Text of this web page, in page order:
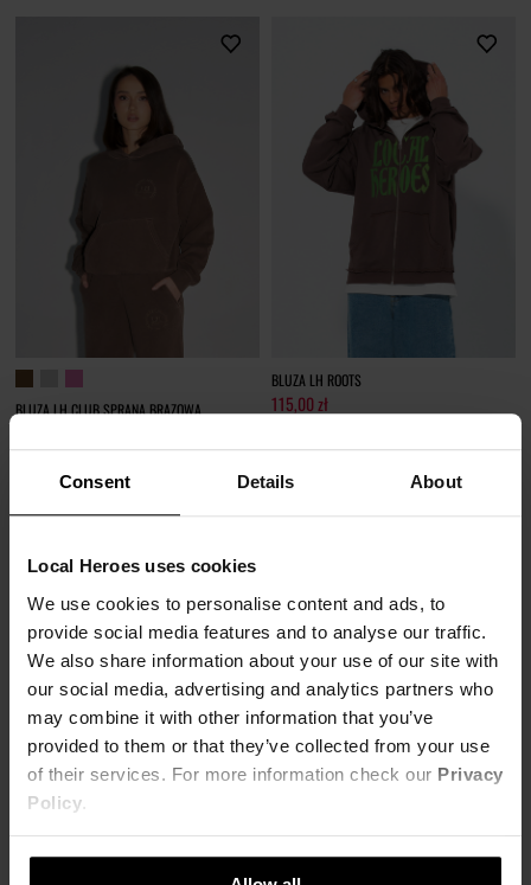
Consent Details About
Local Heroes uses cookies
We use cookies to personalise content and ads, to
provide social media features and to analyse our traffic.
We also share information about your use of our site with
our social media, advertising and analytics partners who
may combine it with other information that you’ve
provided to them or that they’ve collected from your use
of their services. For more information check our Privacy
Policy.
BLUZA LH CLUB SPRANA BRĄZOWA
319,00 zł -60%
Najniższa cena z 30 dni przed obniżką
159,00 zł
BLUZA LH ROOTS
115,00 zł
Najniższa cena z 30 dni przed obniżką
BLUZY - WYGODNE I STYLOWE BLUZY DLA
NIEJ I DLA NIEGO
Wszyscy je uwielbiamy. Nasze szafy są ich pełne i nigdy nie jest ich za wiele. Każda z
Was LH BABE i każdy z z Was LH GUY znajdzie dla siebie ulubiony model. Świetnej